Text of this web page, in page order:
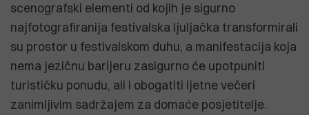
scenografski elementi od kojih je sigurno
najfotografiranija festivalska ljuljačka transformirali
su prostor u festivalskom duhu, a manifestacija koja
nema jezičnu barijeru zasigurno će upotpuniti
turističku ponudu, ali i obogatiti ljetne večeri
zanimljivim sadržajem za domaće posjetitelje.